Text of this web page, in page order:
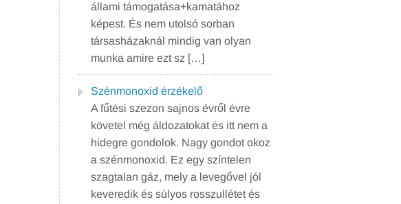
állami támogatása+kamatához
képest. És nem utolsó sorban
társasházaknál mindig van olyan
munka amire ezt sz […]
Szénmonoxid érzékelő
A fűtési szezon sajnos évről évre
követel még áldozatokat és itt nem a
hidegre gondolok. Nagy gondot okoz
a szénmonoxid. Ez egy színtelen
szagtalan gáz, mely a levegővel jól
keveredik és súlyos rosszullétet és